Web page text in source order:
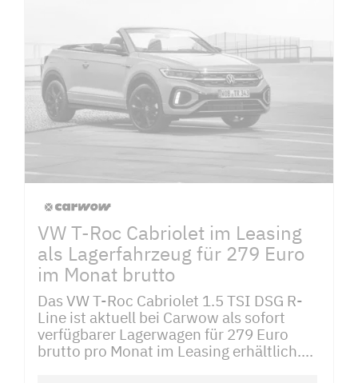
VW T-Roc Cabriolet im Leasing
als Lagerfahrzeug für 279 Euro
im Monat brutto
Das VW T-Roc Cabriolet 1.5 TSI DSG R-
Line ist aktuell bei Carwow als sofort
verfügbarer Lagerwagen für 279 Euro
brutto pro Monat im Leasing erhältlich....